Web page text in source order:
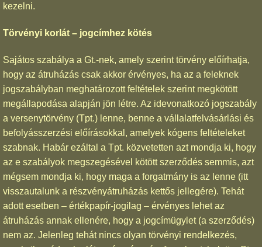
kezelni.
Törvényi korlát – jogcímhez kötés
Sajátos szabálya a Gt.-nek, amely szerint törvény előírhatja,
hogy az átruházás csak akkor érvényes, ha az a feleknek
jogszabályban meghatározott feltételek szerint megkötött
megállapodása alapján jön létre. Az idevonatkozó jogszabály
a versenytörvény (Tpt.) lenne, benne a vállalatfelvásárlási és
befolyásszerzési előírásokkal, amelyek kógens feltételeket
szabnak. Habár ezáltal a Tpt. közvetetten azt mondja ki, hogy
az e szabályok megszegésével kötött szerződés semmis, azt
mégsem mondja ki, hogy maga a forgatmány is az lenne (itt
visszautalunk a részvényátruházás kettős jellegére). Tehát
adott esetben – értékpapír-jogilag – érvényes lehet az
átruházás annak ellenére, hogy a jogcímügylet (a szerződés)
nem az. Jelenleg tehát nincs olyan törvényi rendelkezés,